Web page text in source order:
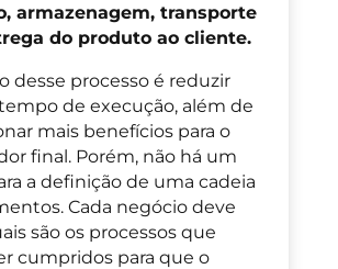
armazenagem, transporte
do produto ao cliente.
desse processo é reduzir
de execução, além de
mais benefícios para o
final. Porém, não há um
a definição de uma cadeia
Cada negócio deve
são os processos que
cumpridos para que o